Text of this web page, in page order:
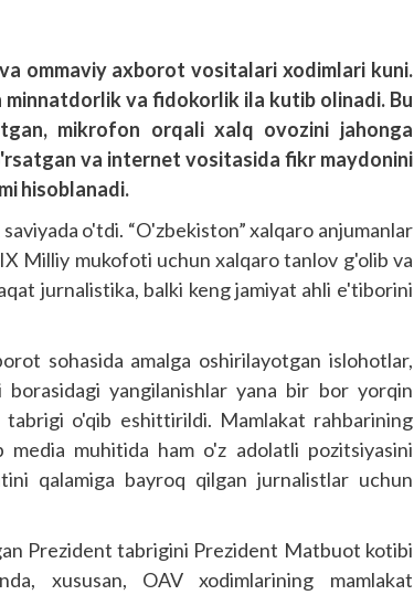
ommaviy axborot vositalari xodimlari kuni.
va fidokorlik ila kutib olinadi. Bu
mikrofon orqali xalq ovozini jahonga
va internet vositasida fikr maydonini
hisoblanadi.
o'tdi. “O'zbekiston” xalqaro anjumanlar
Milliy mukofoti uchun xalqaro tanlov g'olib va
jurnalistika, balki keng jamiyat ahli e'tiborini
sohasida amalga oshirilayotgan islohotlar,
yangilanishlar yana bir bor yorqin
o'qib eshittirildi. Mamlakat rahbarining
muhitida ham o'z adolatli pozitsiyasini
qalamiga bayroq qilgan jurnalistlar uchun
Prezident tabrigini Prezident Matbuot kotibi
xususan, OAV xodimlarining mamlakat